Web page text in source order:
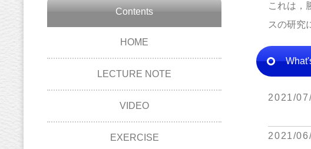
これは，
スの研究
2021/
2021/
Contents
HOME
LECTURE NOTE
VIDEO
EXERCISE